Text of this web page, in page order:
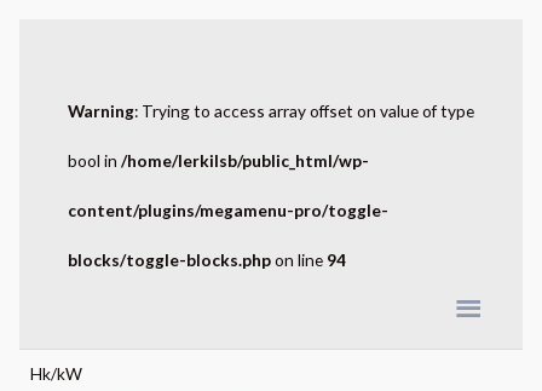
Warning: Trying to access array offset on value of type
bool in /home/lerkilsb/public_html/wp-
content/plugins/megamenu-pro/toggle-
blocks/toggle-blocks.phpon line 94
Mercruiser 3,0 TKS
MERCURY® MERCRUISER®3,0 l
Ett av planetens mest populära akterdrev.Det perfekta
framdrivningsvalet för sportbåtar på upp till 19 fot
Hk/kW